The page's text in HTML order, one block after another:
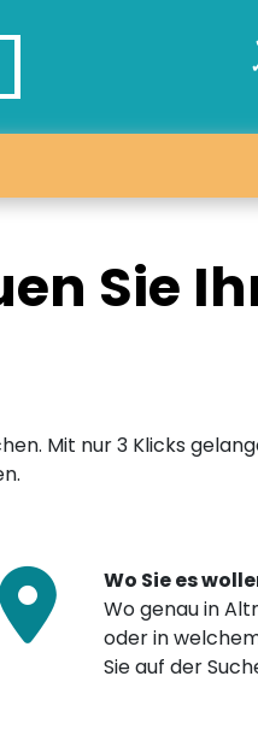
Sie
Mit nur 3 Klicks
Wo Sie es
Wo genau in
oder in
Sie auf der